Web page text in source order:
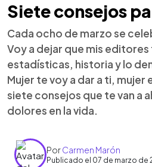
Siete consejos
Cada ocho de marzo se
Voy a dejar que mis
estadísticas, historia y lo
Mujer te voy a dar a ti, mujer
siete consejos que te van a
dolores en la vida.
PorCarmen Marón
Publicado el 07 de marzo de